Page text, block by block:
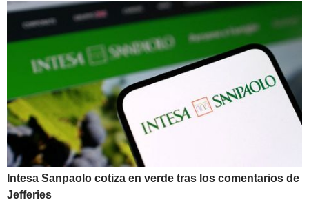
Intesa Sanpaolo cotiza en verde tras los comentarios de
Jefferies